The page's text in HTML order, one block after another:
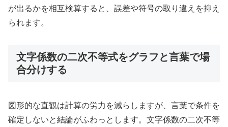
が出るかを相互検算すると、誤差や符号の取り違えを抑え
られます。
文字係数の二次不等式をグラフと言葉で場
合分けする
図形的な直観は計算の労力を減らしますが、言葉で条件を
確定しないと結論がふわっとします。文字係数の二次不等